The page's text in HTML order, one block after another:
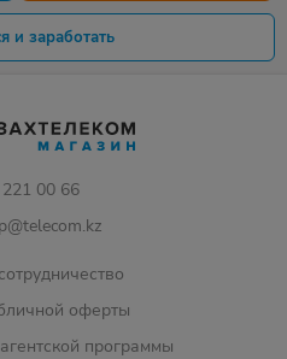
и заработать
00 66
оферты
программы